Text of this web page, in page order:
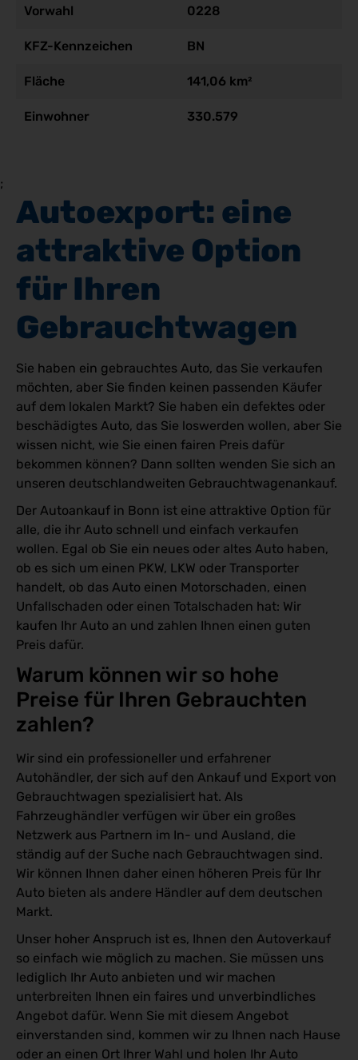
Vorwahl 0228
KFZ-Kennzeichen BN
Fläche 141,06 km²
Einwohner 330.579
;
Autoexport: eine
attraktive Option
für Ihren
Gebrauchtwagen
Sie haben ein gebrauchtes Auto, das Sie verkaufen
möchten, aber Sie finden keinen passenden Käufer
auf dem lokalen Markt? Sie haben ein defektes oder
beschädigtes Auto, das Sie loswerden wollen, aber Sie
wissen nicht, wie Sie einen fairen Preis dafür
bekommen können? Dann sollten wenden Sie sich an
unseren deutschlandweiten Gebrauchtwagenankauf.
Der Autoankauf in Bonn ist eine attraktive Option für
alle, die ihr Auto schnell und einfach verkaufen
wollen. Egal ob Sie ein neues oder altes Auto haben,
ob es sich um einen PKW, LKW oder Transporter
handelt, ob das Auto einen Motorschaden, einen
Unfallschaden oder einen Totalschaden hat: Wir
kaufen Ihr Auto an und zahlen Ihnen einen guten
Preis dafür.
Warum können wir so hohe
Preise für Ihren Gebrauchten
zahlen?
Wir sind ein professioneller und erfahrener
Autohändler, der sich auf den Ankauf und Export von
Gebrauchtwagen spezialisiert hat. Als
Fahrzeughändler verfügen wir über ein großes
Netzwerk aus Partnern im In- und Ausland, die
ständig auf der Suche nach Gebrauchtwagen sind.
Wir können Ihnen daher einen höheren Preis für Ihr
Auto bieten als andere Händler auf dem deutschen
Markt.
Unser hoher Anspruch ist es, Ihnen den Autoverkauf
so einfach wie möglich zu machen. Sie müssen uns
lediglich Ihr Auto anbieten und wir machen
unterbreiten Ihnen ein faires und unverbindliches
Angebot dafür. Wenn Sie mit diesem Angebot
einverstanden sind, kommen wir zu Ihnen nach Hause
oder an einen Ort Ihrer Wahl und holen Ihr Auto